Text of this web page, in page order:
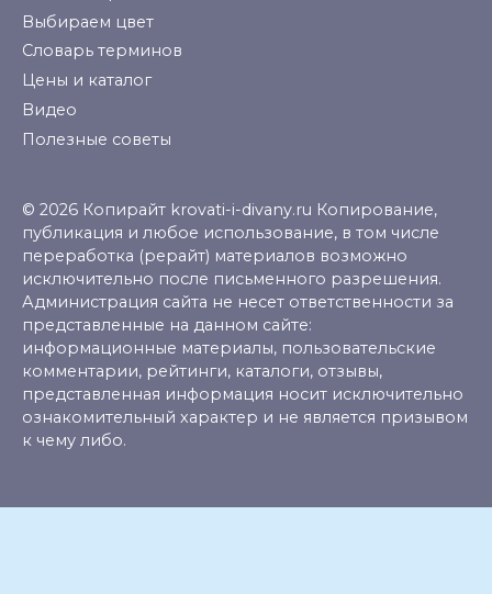
Выбираем цвет
Словарь терминов
Цены и каталог
Видео
Полезные советы
© 2026 Копирайт krovati-i-divany.ru Копирование,
публикация и любое использование, в том числе
переработка (рерайт) материалов возможно
исключительно после письменного разрешения.
Администрация сайта не несет ответственности за
представленные на данном сайте:
информационные материалы, пользовательские
комментарии, рейтинги, каталоги, отзывы,
представленная информация носит исключительно
ознакомительный характер и не является призывом
к чему либо.